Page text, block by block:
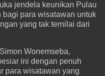
jendela keunikan Pulau
bagi para wisatawan untuk
yang tak ternilai dari
Wonemseba,
ini dengan penuh
para wisatawan yang